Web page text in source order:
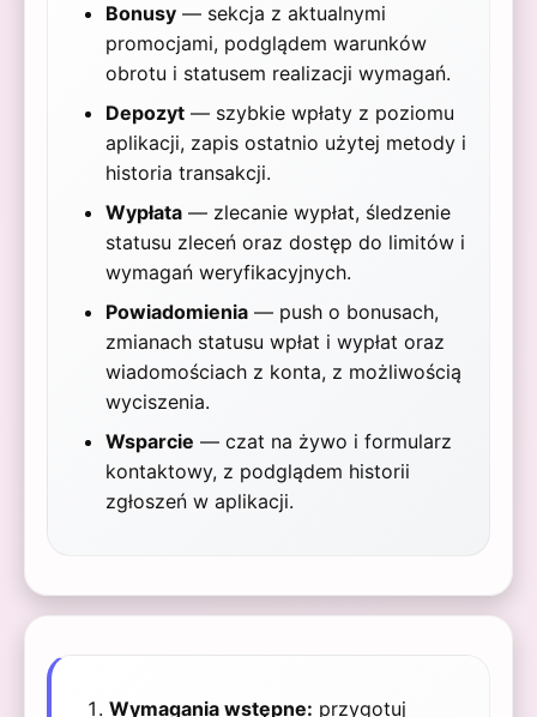
Bonusy — sekcja z aktualnymi
promocjami, podglądem warunków
obrotu i statusem realizacji wymagań.
Depozyt — szybkie wpłaty z poziomu
aplikacji, zapis ostatnio użytej metody i
historia transakcji.
Wypłata — zlecanie wypłat, śledzenie
statusu zleceń oraz dostęp do limitów i
wymagań weryfikacyjnych.
Powiadomienia — push o bonusach,
zmianach statusu wpłat i wypłat oraz
wiadomościach z konta, z możliwością
wyciszenia.
Wsparcie — czat na żywo i formularz
kontaktowy, z podglądem historii
zgłoszeń w aplikacji.
Wymagania wstępne: przygotuj